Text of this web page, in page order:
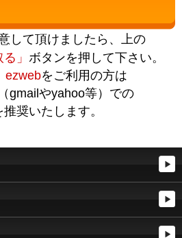
して頂けましたら、上の
」 ボタンを押して下さい。
ezwebをご利用の方は
gmailやyahoo等）での
奨いたします。